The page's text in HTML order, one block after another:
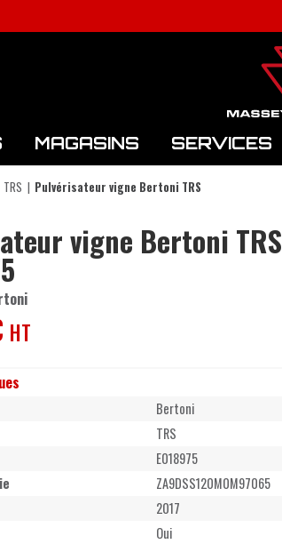
MAGASINS SERVICES
TRS Pulvérisateur vigne Bertoni TRS
vigne Bertoni TRS
HT
Bertoni
TRS
E018975
ZA9DSS120M0M97065
2017
Oui